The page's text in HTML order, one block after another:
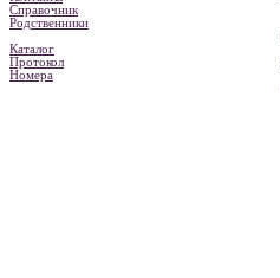
Справочник
Родственники
Каталог
Протокол
Номера